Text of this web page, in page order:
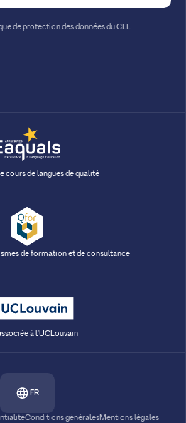
de protection des données du CLL.
cours de langues de qualité
de formation et de consultance
à l'UCLouvain
FR
Conditions générales Mentions légales